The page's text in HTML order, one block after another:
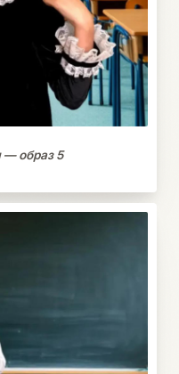
— образ 5